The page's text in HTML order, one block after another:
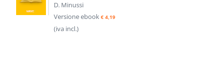
D. Minussi
Versione ebook € 4,19
(iva incl.)